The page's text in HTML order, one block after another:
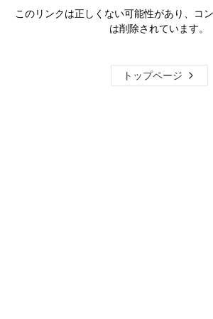
このリンクは正しくない可能性があり、コ
は削除されています。
トップページ